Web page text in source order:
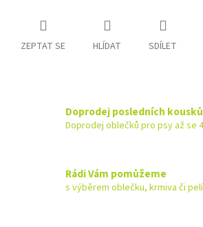
ZEPTAT SE HLÍDAT SDÍLET
Doprodej posledních kousků
Doprodej oblečků pro psy až se
Rádi Vám pomůžeme
s výběrem oblečku, krmiva či